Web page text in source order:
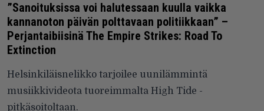
”Sanoituksissa voi halutessaan kuulla vaikka
kannanoton päivän polttavaan politiikkaan” –
Perjantaibiisinä The Empire Strikes: Road To
Extinction
Helsinkiläisnelikko tarjoilee uunilämmintä
musiikkivideota tuoreimmalta High Tide -
pitkäsoitoltaan.